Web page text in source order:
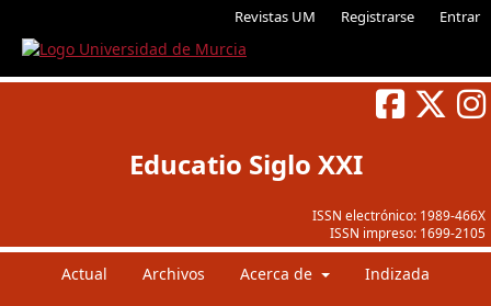
Revistas UM Registrarse Entrar
ISSN electrónico: 1989-466X
ISSN impreso: 1699-2105
Educatio Siglo XXI
Actual Archivos Acerca de Indizada